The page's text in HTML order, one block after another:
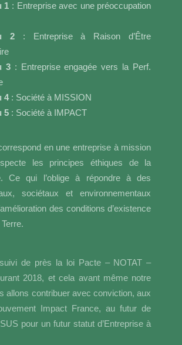
1 : Entreprise avec une préoccupation
2: Entreprise à Raison d’Être
3: Entreprise engagée vers la Perf.
4: Société à MISSION
5: Société à IMPACT
en une entreprise à mission
les principes éthiques de la
Ce qui l’oblige à répondre à des
sociétaux et environnementaux
des conditions d’existence
de près la loi Pacte – NOTAT –
2018, et cela avant même notre
allons contribuer avec conviction, aux
Impact France, au futur de
pour un futur statut d’Entreprise à